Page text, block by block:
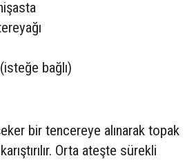
bağlı)
bir tencereye alınarak topak
Orta ateşte sürekli